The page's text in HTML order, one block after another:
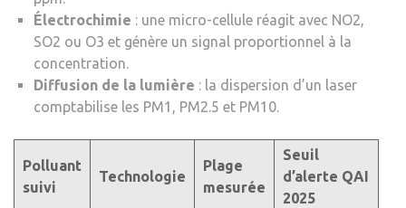
Électrochimie : une micro-cellule réagit avec NO2,
SO2 ou O3 et génère un signal proportionnel à la
concentration.
Diffusion de la lumière : la dispersion d’un laser
comptabilise les PM1, PM2.5 et PM10.
Polluant
suivi
Technologie
Plage
mesurée
Seuil
d’alerte QAI
2025